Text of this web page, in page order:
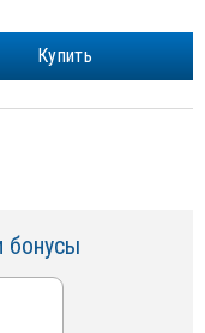
Купить
бонусы